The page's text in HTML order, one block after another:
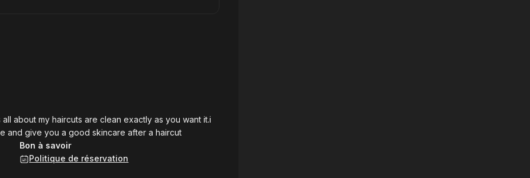
about my haircuts are clean exactly as you want it.i
and give you a good skincare after a haircut
Bon à savoir
Politique de réservation